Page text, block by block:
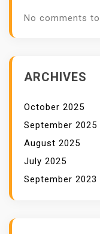
No comments to
ARCHIVES
October 2025
September 2025
August 2025
July 2025
September 2023